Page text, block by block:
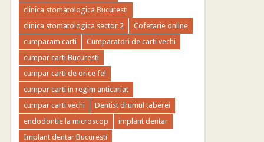
clinica stomatologica Bucuresti
clinica stomatologica sector 2
Cofetarie online
cumparam carti
Cumparatori de carti vechi
cumpar carti Bucuresti
cumpar carti de orice fel
cumpar carti in regim anticariat
cumpar carti vechi
Dentist drumul taberei
endodontie la microscop
implant dentar
Implant dentar Bucuresti